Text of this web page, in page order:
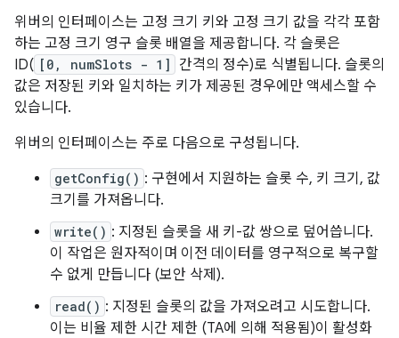
위버의 인터페이스는 고정 크기 키와 고정 크기 값을 각각 포함
하는 고정 크기 영구 슬롯 배열을 제공합니다. 각 슬롯은
ID( [0, numSlots - 1]
간격의 정수)로 식별됩니다. 슬롯의
값은 저장된 키와 일치하는 키가 제공된 경우에만 액세스할 수
있습니다.
위버의 인터페이스는 주로 다음으로 구성됩니다.
getConfig() : 구현에서 지원하는 슬롯 수, 키 크기, 값
크기를 가져옵니다.
write() : 지정된 슬롯을 새 키-값 쌍으로 덮어씁니다.
이 작업은 원자적이며 이전 데이터를 영구적으로 복구할
수 없게 만듭니다 (보안 삭제).
read() : 지정된 슬롯의 값을 가져오려고 시도합니다.
이는 비율 제한 시간 제한 (TA에 의해 적용됨)이 활성화